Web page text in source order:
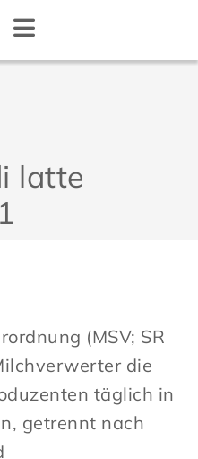
latte
(MSV; SR
die
täglich in
getrennt nach